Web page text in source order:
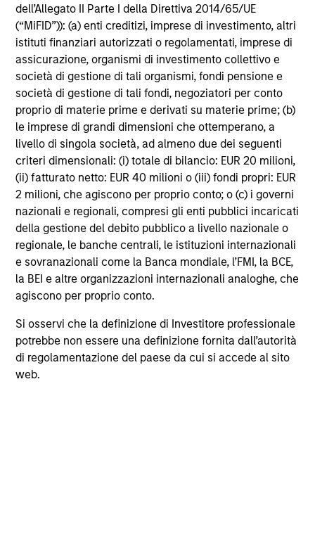
dell’Allegato II Parte I della Direttiva 2014/65/UE
(“MiFID”)): (a) enti creditizi, imprese di investimento, altri
istituti finanziari autorizzati o regolamentati, imprese di
assicurazione, organismi di investimento collettivo e
società di gestione di tali organismi, fondi pensione e
società di gestione di tali fondi, negoziatori per conto
proprio di materie prime e derivati su materie prime; (b)
le imprese di grandi dimensioni che ottemperano, a
livello di singola società, ad almeno due dei seguenti
criteri dimensionali: (i) totale di bilancio: EUR 20 milioni,
(ii) fatturato netto: EUR 40 milioni o (iii) fondi propri: EUR
2 milioni, che agiscono per proprio conto; o (c) i governi
nazionali e regionali, compresi gli enti pubblici incaricati
della gestione del debito pubblico a livello nazionale o
regionale, le banche centrali, le istituzioni internazionali
e sovranazionali come la Banca mondiale, l’FMI, la BCE,
la BEI e altre organizzazioni internazionali analoghe, che
agiscono per proprio conto.
Si osservi che la definizione di Investitore professionale
potrebbe non essere una definizione fornita dall’autorità
di regolamentazione del paese da cui si accede al sito
web.
Resilienza
I mercati obbligazionari hanno mostrato resilienza
a giugno, mentre il persistere delle pressioni
inflazionistiche e l'atteggiamento prudente delle
banche centrali hanno rafforzato le aspettative di
un mantenimento di condizioni monetarie
restrittive. La forte domanda, la minore volatilità
dei tassi e la caccia al reddito da parte degli
investitori hanno sostenuto il credito, i titoli
cartolarizzati e il debito dei mercati emergenti,
mentre le valutazioni elevate hanno indicato il
carry e la selezione dei titoli come i principali
driver di rendimento.
15-LUG-2026